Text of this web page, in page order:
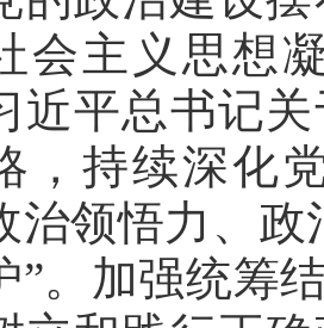
会主义思想
近平总书记
，持续深化
治领悟力、
”。加强统筹